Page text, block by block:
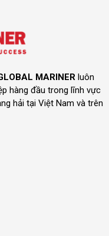
MARINER luôn
hàng đầu trong lĩnh vực
hải tại Việt Nam và trên